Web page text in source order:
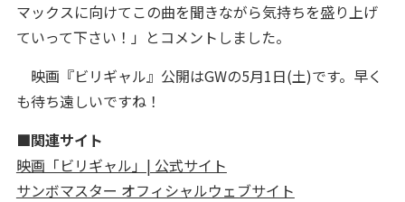
マックスに向けてこの曲を聞きながら気持ちを盛り上げ
ていって下さい！」とコメントしました。
映画『ビリギャル』公開はGWの5月1日(土)です。早く
も待ち遠しいですね！
■関連サイト
映画「ビリギャル」| 公式サイト
サンボマスター オフィシャルウェブサイト